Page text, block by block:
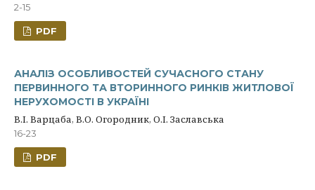
2-15
PDF
АНАЛІЗ ОСОБЛИВОСТЕЙ СУЧАСНОГО СТАНУ
ПЕРВИННОГО ТА ВТОРИННОГО РИНКІВ ЖИТЛОВОЇ
НЕРУХОМОСТІ В УКРАЇНІ
В.І. Варцаба, В.О. Огородник, О.І. Заславська
16-23
PDF